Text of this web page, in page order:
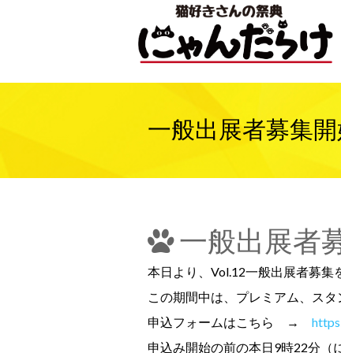
一般出展者募集
一般出展者
本日より、Vol.12一般出展者募集
この期間中は、プレミアム、ス
申込フォームはこちら →
申込み開始の前の本日9時22分（